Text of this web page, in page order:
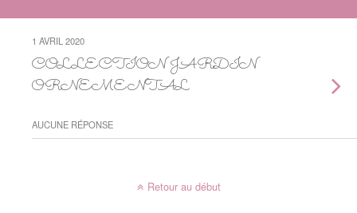
1 AVRIL 2020
COLLECTION JARDIN
ORNEMENTAL
AUCUNE RÉPONSE
Retour au début